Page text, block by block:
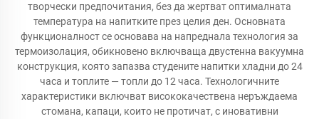
творчески предпочитания, без да жертват оптималната
температура на напитките през целия ден. Основната
функционалност се основава на напреднала технология за
термоизолация, обикновено включваща двустенна вакуумна
конструкция, която запазва студените напитки хладни до 24
часа и топлите — топли до 12 часа. Технологичните
характеристики включват висококачествена неръждаема
стомана, капаци, които не протичат, с иновативни